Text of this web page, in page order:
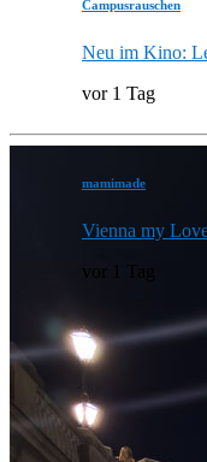
Campusrauschen
Neu im Kino:
vor 1 Tag
mamimade
Vienna my
vor 1 Tag